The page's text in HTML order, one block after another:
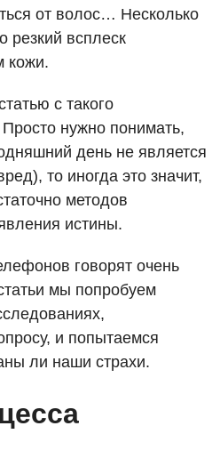
от волос… Несколько
резкий всплеск
кожи.
с такого
нужно понимать,
день не является
то иногда это значит,
методов
истины.
говорят очень
мы попробуем
и попытаемся
ли наши страхи.